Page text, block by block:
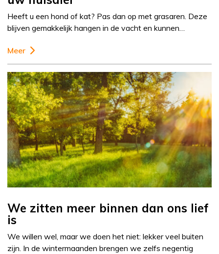
Heeft u een hond of kat? Pas dan op met grasaren. Deze
blijven gemakkelijk hangen in de vacht en kunnen…
Meer
We zitten meer binnen dan ons lief
is
We willen wel, maar we doen het niet: lekker veel buiten
zijn. In de wintermaanden brengen we zelfs negentig